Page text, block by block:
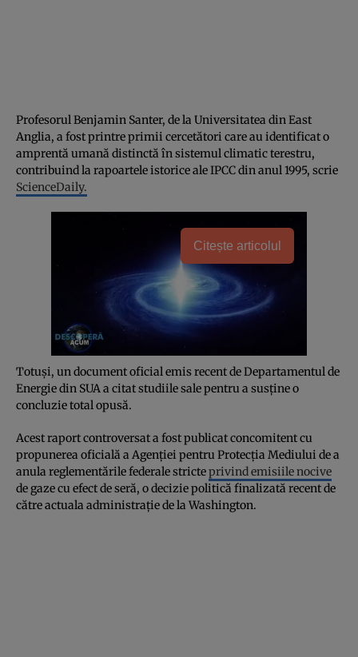
Profesorul Benjamin Santer, de la Universitatea din East
Anglia, a fost printre primii cercetători care au identificat o
amprentă umană distinctă în sistemul climatic terestru,
contribuind la rapoartele istorice ale IPCC din anul 1995, scrie
ScienceDaily.
Citește articolul
Totuși, un document oficial emis recent de Departamentul de
Energie din SUA a citat studiile sale pentru a susține o
concluzie total opusă.
Acest raport controversat a fost publicat concomitent cu
propunerea oficială a Agenției pentru Protecția Mediului de a
anula reglementările federale stricteprivind emisiile nocive
de gaze cu efect de seră, o decizie politică finalizată recent de
către actuala administrație de la Washington.